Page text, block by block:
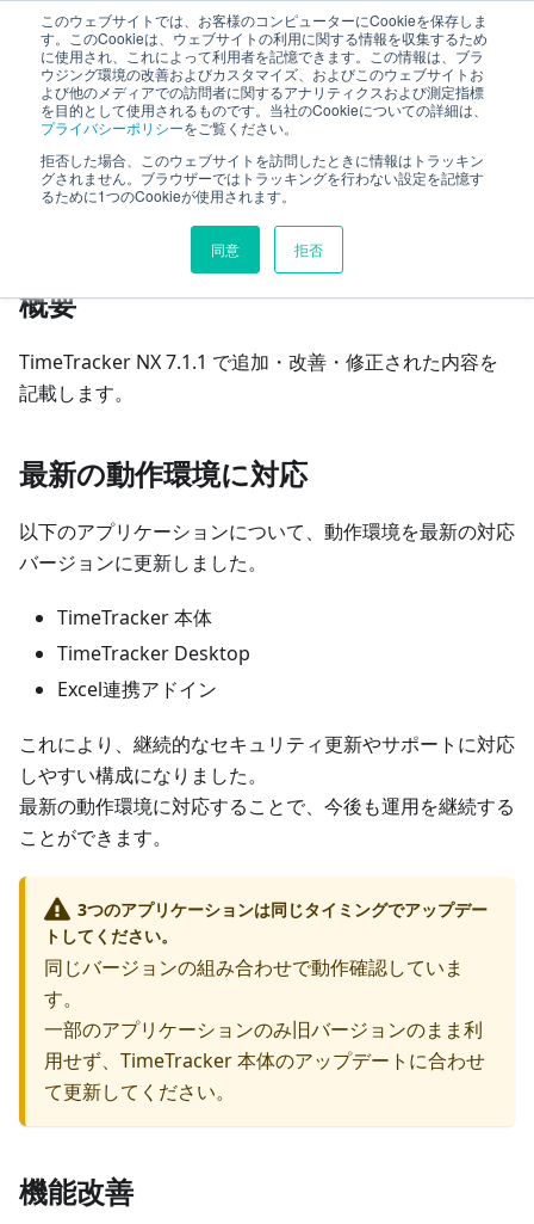
このウェブサイトでは、お客様のコンピューターにCookieを保存しま
す。このCookieは、ウェブサイトの利用に関する情報を収集するため
に使用され、これによって利用者を記憶できます。この情報は、ブラ
ウジング環境の改善およびカスタマイズ、およびこのウェブサイトお
よび他のメディアでの訪問者に関するアナリティクスおよび測定指標
を目的として使用されるものです。当社のCookieについての詳細は、
プライバシーポリシーをご覧ください。
拒否した場合、このウェブサイトを訪問したときに情報はトラッキン
グされません。ブラウザーではトラッキングを行わない設定を記憶す
るために1つのCookieが使用されます。
同意 拒否
TimeTracker NX ヘルプ
whats-new V7.1.1 リリースノート
このページの見出し
V7.1.1 リリースノート
概要
TimeTracker NX 7.1.1 で追加・改善・修正された内容を
記載します。
最新の動作環境に対応
以下のアプリケーションについて、動作環境を最新の対応
バージョンに更新しました。
TimeTracker 本体
TimeTracker Desktop
Excel連携アドイン
これにより、継続的なセキュリティ更新やサポートに対応
しやすい構成になりました。
最新の動作環境に対応することで、今後も運用を継続する
ことができます。
3つのアプリケーションは同じタイミングでアップデー
トしてください。
同じバージョンの組み合わせで動作確認していま
す。
一部のアプリケーションのみ旧バージョンのまま利
用せず、TimeTracker 本体のアップデートに合わせ
て更新してください。
機能改善